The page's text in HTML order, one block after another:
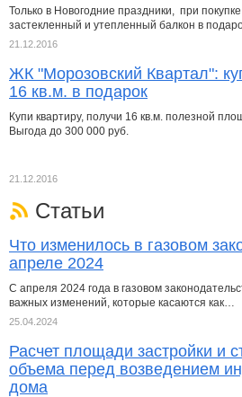
Только в Новогодние праздники, при
застекленный и утепленный балкон в
21.12.2016
ЖК "Морозовский Квартал":
16 кв.м. в подарок
Купи квартиру, получи 16 кв.м. полезной
Выгода до 300 000 руб.
21.12.2016
Статьи
Что изменилось в газовом
апреле 2024
С апреля 2024 года в газовом
важных изменений, которые касаются как…
25.04.2024
Расчет площади застройки и
объема перед возведением
дома